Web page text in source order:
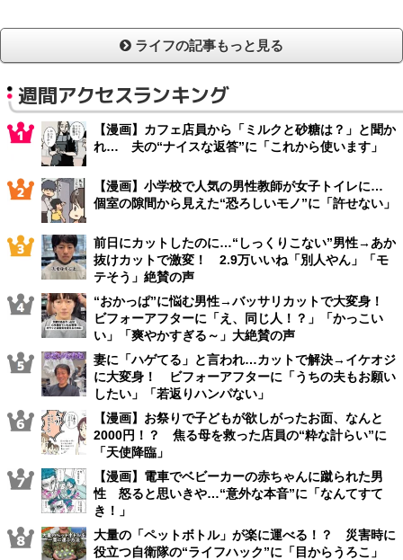
ライフの記事もっと見る
週間アクセスランキング
【漫画】カフェ店員から「ミルクと砂糖は？」と聞か
れ… 夫の“ナイスな返答”に「これから使います」
【漫画】小学校で人気の男性教師が女子トイレに…
個室の隙間から見えた“恐ろしいモノ”に「許せない」
前日にカットしたのに…“しっくりこない”男性→あか
抜けカットで激変！ 2.9万いいね「別人やん」「モ
テそう」絶賛の声
“おかっぱ”に悩む男性→バッサリカットで大変身！
ビフォーアフターに「え、同じ人！？」「かっこい
い」「爽やかすぎる～」大絶賛の声
妻に「ハゲてる」と言われ…カットで解決→イケオジ
に大変身！ ビフォーアフターに「うちの夫もお願い
したい」「若返りハンパない」
【漫画】お祭りで子どもが欲しがったお面、なんと
2000円！？ 焦る母を救った店員の“粋な計らい”に
「天使降臨」
【漫画】電車でベビーカーの赤ちゃんに蹴られた男
性 怒ると思いきや…“意外な本音”に「なんてすて
き！」
大量の「ペットボトル」が楽に運べる！？ 災害時に
役立つ自衛隊の“ライフハック”に「目からうろこ」